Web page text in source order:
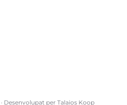
· Desenvolupat per Talaios Koop